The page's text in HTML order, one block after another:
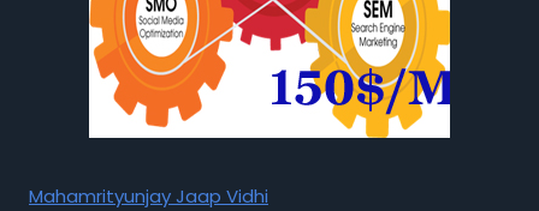
Mahamrityunjay Jaap Vidhi